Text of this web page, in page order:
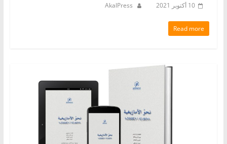
10 أكتوبر 2021 AkalPress
Read more